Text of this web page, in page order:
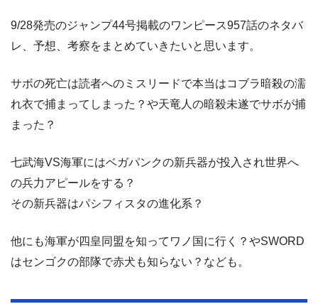
9/28発売のジャンプ44号掲載のワンピース957話のネタバ
レ、予想、考察をまとめていきたいと思います。
サボの死亡は読者へのミスリードで本当はコブラ暗殺の濡
れ衣で捕まってしまった？や天竜人の暗殺未遂でサボが捕
まった？
七武海VS海軍にはベガパンクの新兵器が投入され世界へ
の兵力アピールをする？
その新兵器はパシフィスタの進化系？
他にも海軍が四皇同盟を知ってワノ国に行く？やSWORD
はセンゴクの部隊で赤犬も知らない？なども。